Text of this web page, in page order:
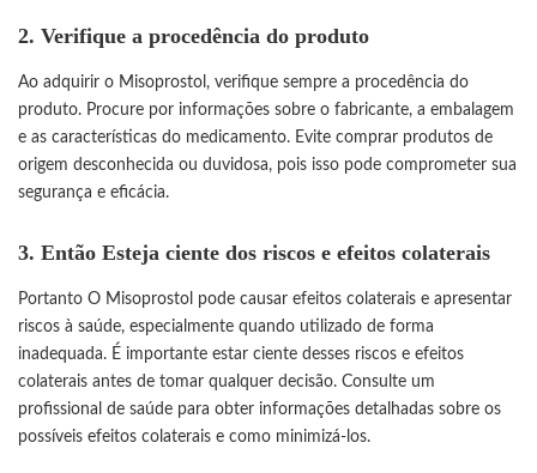
2. Verifique a procedência do produto
Ao adquirir o Misoprostol, verifique sempre a procedência do
produto. Procure por informações sobre o fabricante, a embalagem
e as características do medicamento. Evite comprar produtos de
origem desconhecida ou duvidosa, pois isso pode comprometer sua
segurança e eficácia.
3. Então Esteja ciente dos riscos e efeitos colaterais
Portanto O Misoprostol pode causar efeitos colaterais e apresentar
riscos à saúde, especialmente quando utilizado de forma
inadequada. É importante estar ciente desses riscos e efeitos
colaterais antes de tomar qualquer decisão. Consulte um
profissional de saúde para obter informações detalhadas sobre os
possíveis efeitos colaterais e como minimizá-los.